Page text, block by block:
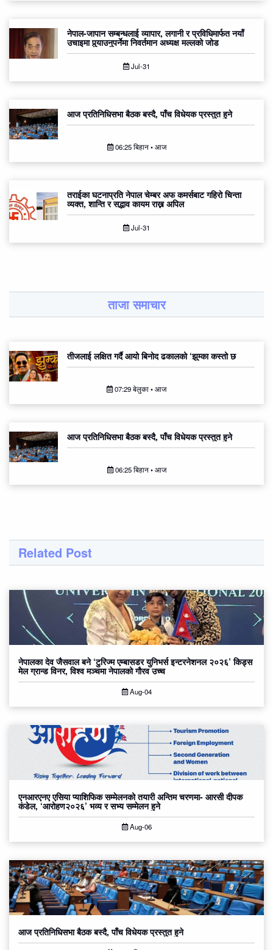
नेपाल-जापान सम्बन्धलाई व्यापार, लगानी र प्रविधिमार्फत नयाँ
उचाइमा पुर्‍याउनुपर्नेमा निवर्तमान अध्यक्ष मल्लको जोड
Jul-31
आज प्रतिनिधिसभा बैठक बस्दै, पाँच विधेयक प्रस्तुत हुने
06:25 बिहान • आज
तराईका घटनाप्रति नेपाल चेम्बर अफ कमर्सबाट गहिरो चिन्ता
व्यक्त, शान्ति र सद्भाव कायम राख्न अपिल
Jul-31
ताजा समाचार
तीजलाई लक्षित गर्दै आयो बिनोद ढकालको ‘झुम्का कस्तो छ
07:29 बेलुका • आज
आज प्रतिनिधिसभा बैठक बस्दै, पाँच विधेयक प्रस्तुत हुने
06:25 बिहान • आज
Related Post
नेपालका देव जैसवाल बने ‘टुरिज्म एम्बासडर युनिभर्स इन्टरनेशनल २०२६’ किड्स
मेल ग्रान्ड विनर, विश्व मञ्चमा नेपालको गौरव उच्च
Aug-04
एनआरएनए एसिया प्याशिफिक सम्मेलनको तयारी अन्तिम चरणमा- आरसी दीपक
कंडेल, ‘आरोहण२०२६’ भव्य र सभ्य सम्मेलन हुने
Aug-06
आज प्रतिनिधिसभा बैठक बस्दै, पाँच विधेयक प्रस्तुत हुने